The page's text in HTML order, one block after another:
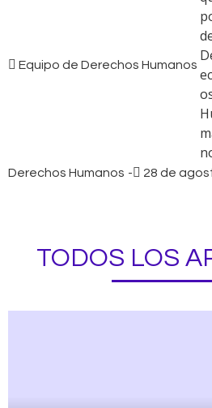
Equipo de Derechos Humanos
Derechos Humanos - 28 de
TODOS LOS